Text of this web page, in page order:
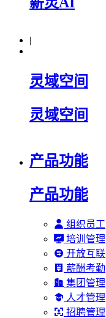
|
灵域空间
灵域空间
产品功能
产品功能
组织员工
培训管理
开放互联
薪酬考勤
集团管理
人才管理
招聘管理